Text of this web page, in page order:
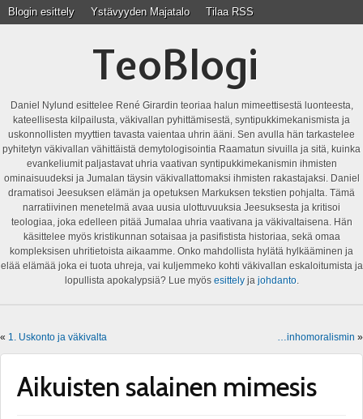
Blogin esittely Ystävyyden Majatalo Tilaa RSS
TeoBlogi
Daniel Nylund esittelee René Girardin teoriaa halun mimeettisestä luonteesta,
kateellisesta kilpailusta, väkivallan pyhittämisestä, syntipukkimekanismista ja
uskonnollisten myyttien tavasta vaientaa uhrin ääni. Sen avulla hän tarkastelee
pyhitetyn väkivallan vähittäistä demytologisointia Raamatun sivuilla ja sitä, kuinka
evankeliumit paljastavat uhria vaativan syntipukkimekanismin ihmisten
ominaisuudeksi ja Jumalan täysin väkivallattomaksi ihmisten rakastajaksi. Daniel
dramatisoi Jeesuksen elämän ja opetuksen Markuksen tekstien pohjalta. Tämä
narratiivinen menetelmä avaa uusia ulottuvuuksia Jeesuksesta ja kritisoi
teologiaa, joka edelleen pitää Jumalaa uhria vaativana ja väkivaltaisena. Hän
käsittelee myös kristikunnan sotaisaa ja pasifistista historiaa, sekä omaa
kompleksisen uhritietoista aikaamme. Onko mahdollista hylätä hylkääminen ja
elää elämää joka ei tuota uhreja, vai kuljemmeko kohti väkivallan eskaloitumista ja
lopullista apokalypsiä? Lue myös esittelyja johdanto.
« 1. Uskonto ja väkivalta …inhomoralismin »
Aikuisten salainen mimesis